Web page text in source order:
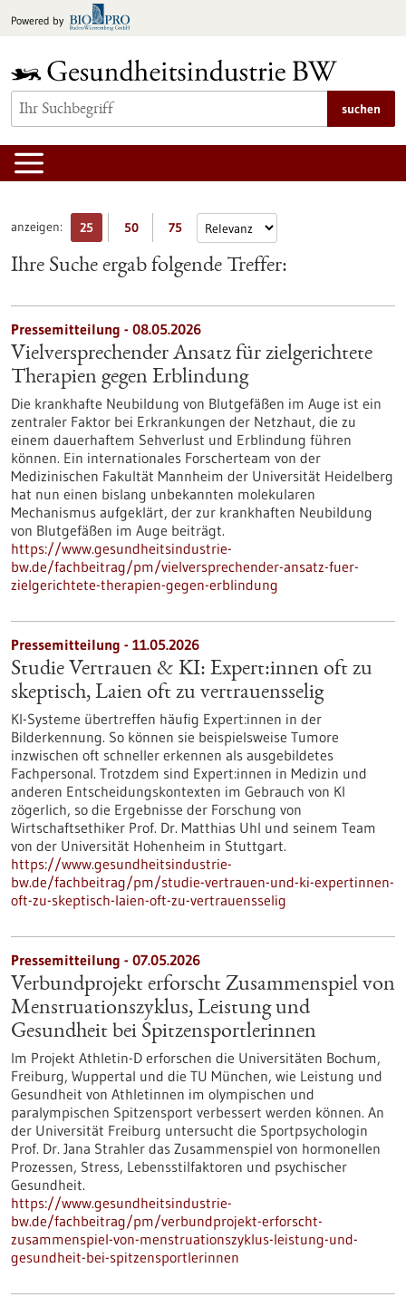
Inhalt
Powered by
suchen
anzeigen: 25 50 75
Ihre Suche ergab folgende Treffer:
Pressemitteilung - 08.05.2026
Vielversprechender Ansatz für zielgerichtete
Therapien gegen Erblindung
Die krankhafte Neubildung von Blutgefäßen im Auge ist ein
zentraler Faktor bei Erkrankungen der Netzhaut, die zu
einem dauerhaftem Sehverlust und Erblindung führen
können. Ein internationales Forscherteam von der
Medizinischen Fakultät Mannheim der Universität Heidelberg
hat nun einen bislang unbekannten molekularen
Mechanismus aufgeklärt, der zur krankhaften Neubildung
von Blutgefäßen im Auge beiträgt.
https://www.gesundheitsindustrie-
bw.de/fachbeitrag/pm/vielversprechender-ansatz-fuer-
zielgerichtete-therapien-gegen-erblindung
Pressemitteilung - 11.05.2026
Studie Vertrauen & KI: Expert:innen oft zu
skeptisch, Laien oft zu vertrauensselig
KI-Systeme übertreffen häufig Expert:innen in der
Bilderkennung. So können sie beispielsweise Tumore
inzwischen oft schneller erkennen als ausgebildetes
Fachpersonal. Trotzdem sind Expert:innen in Medizin und
anderen Entscheidungskontexten im Gebrauch von KI
zögerlich, so die Ergebnisse der Forschung von
Wirtschaftsethiker Prof. Dr. Matthias Uhl und seinem Team
von der Universität Hohenheim in Stuttgart.
https://www.gesundheitsindustrie-
bw.de/fachbeitrag/pm/studie-vertrauen-und-ki-expertinnen-
oft-zu-skeptisch-laien-oft-zu-vertrauensselig
Pressemitteilung - 07.05.2026
Verbundprojekt erforscht Zusammenspiel von
Menstruationszyklus, Leistung und
Gesundheit bei Spitzensportlerinnen
Im Projekt Athletin-D erforschen die Universitäten Bochum,
Freiburg, Wuppertal und die TU München, wie Leistung und
Gesundheit von Athletinnen im olympischen und
paralympischen Spitzensport verbessert werden können. An
der Universität Freiburg untersucht die Sportpsychologin
Prof. Dr. Jana Strahler das Zusammenspiel von hormonellen
Prozessen, Stress, Lebensstilfaktoren und psychischer
Gesundheit.
https://www.gesundheitsindustrie-
bw.de/fachbeitrag/pm/verbundprojekt-erforscht-
zusammenspiel-von-menstruationszyklus-leistung-und-
gesundheit-bei-spitzensportlerinnen